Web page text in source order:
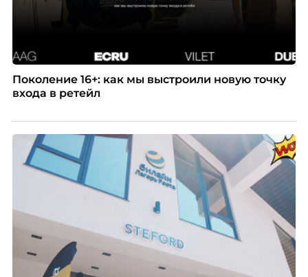
Поколение 16+: как мы выстроили новую точку
входа в ретейл